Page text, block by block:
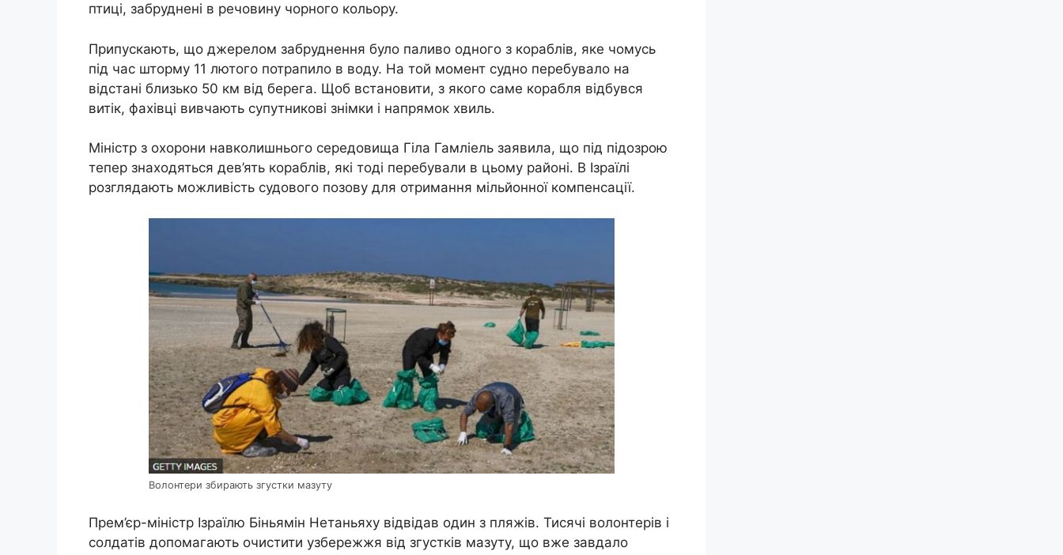
птиці, забруднені в речовину чорного кольору.
Припускають, що джерелом забруднення було паливо одного з кораблів, яке чомусь
під час шторму 11 лютого потрапило в воду. На той момент судно перебувало на
відстані близько 50 км від берега. Щоб встановити, з якого саме корабля відбувся
витік, фахівці вивчають супутникові знімки і напрямок хвиль.
Міністр з охорони навколишнього середовища Гіла Гамліель заявила, що під підозрою
тепер знаходяться дев’ять кораблів, які тоді перебували в цьому районі. В Ізраїлі
розглядають можливість судового позову для отримання мільйонної компенсації.
Волонтери збирають згустки мазуту
Прем’єр-міністр Ізраїлю Біньямін Нетаньяху відвідав один з пляжів. Тисячі волонтерів і
солдатів допомагають очистити узбережжя від згустків мазуту, що вже завдало